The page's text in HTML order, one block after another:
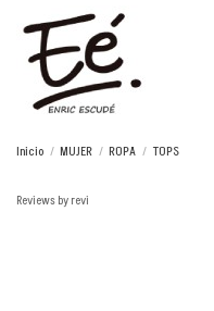
Inicio MUJER ROPA TOPS
Reviews by revi